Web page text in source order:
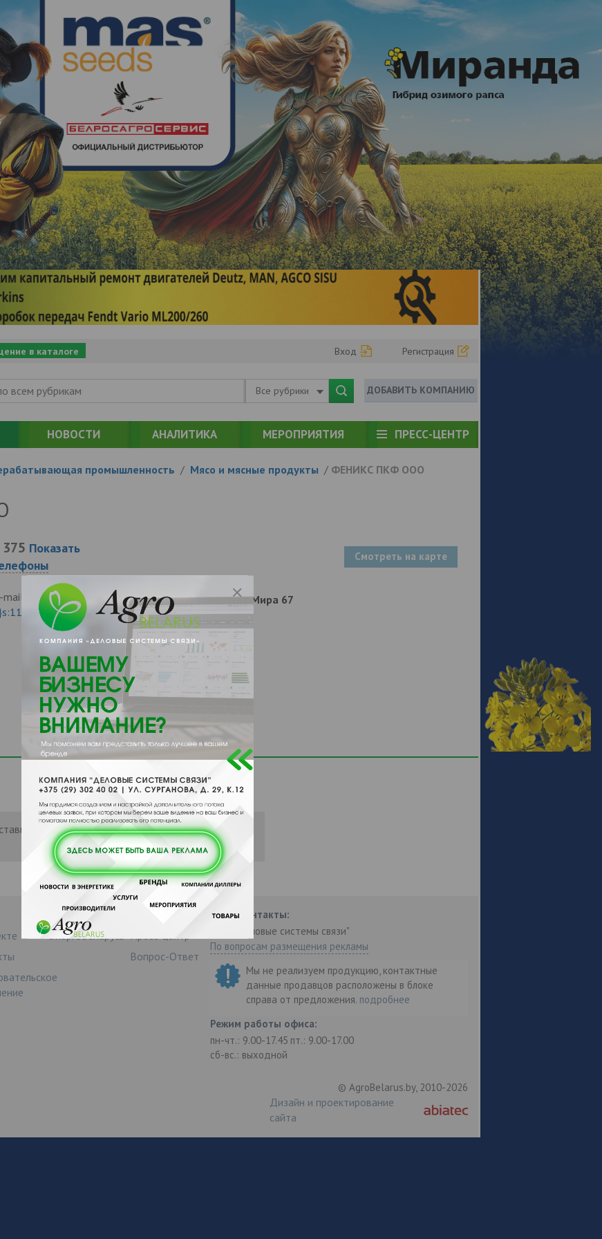
в каталоге Вход Регистрация
Все рубрики ДОБАВИТЬ КОМПАНИЮ
НОВОСТИ АНАЛИТИКА МЕРОПРИЯТИЯ ПРЕСС-ЦЕНТР
промышленность / Мясо и мясные продукты / ФЕНИКС ПКФ ООО
375 Показать
mail:
a:2:{s:5:"VALUE";a:0:
Смотреть на карте
213410, , , , Горки, Мира 67
рейтинг, нужноВойтиили
Партнеры
ЭнергоБеларусь Пресс-центр
Вопрос-Ответ
Наши контакты:
ООО "Деловые системы связи"
По вопросам размещения рекламы
Мы не реализуем продукцию, контактные
данные продавцов расположены в блоке
справа от предложения. подробнее
Режим работы офиса:
пн-чт.: 9.00-17.45 пт.: 9.00-17.00
сб-вс.: выходной
© AgroBelarus.by, 2010-2026
Дизайн и проектирование
сайта